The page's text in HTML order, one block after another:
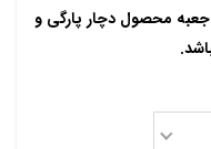
محصول دچار پارگی و